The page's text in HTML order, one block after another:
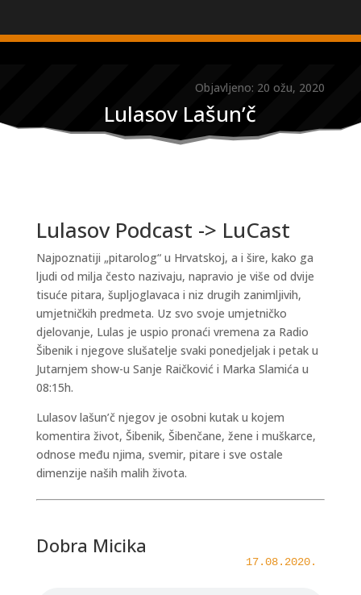
Objavljeno: 20 ožu, 2020
Lulasov Lašun’č
Lulasov Podcast -> LuCast
Najpoznatiji „pitarolog“ u Hrvatskoj, a i šire, kako ga
ljudi od milja često nazivaju, napravio je više od dvije
tisuće pitara, šupljoglavaca i niz drugih zanimljivih,
umjetničkih predmeta. Uz svo svoje umjetničko
djelovanje, Lulas je uspio pronaći vremena za Radio
Šibenik i njegove slušatelje svaki ponedjeljak i petak u
Jutarnjem show-u Sanje Raičković i Marka Slamića u
08:15h.
Lulasov lašun’č njegov je osobni kutak u kojem
komentira život, Šibenik, Šibenčane, žene i muškarce,
odnose među njima, svemir, pitare i sve ostale
dimenzije naših malih života.
Dobra Micika
17.08.2020.